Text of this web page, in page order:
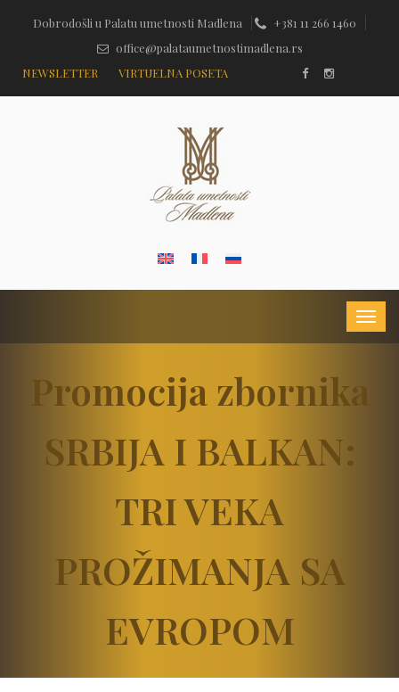
Dobrodošli u Palatu umetnosti Madlena
+381 11 266 1460
office@palataumetnostimadlena.rs
NEWSLETTER
VIRTUELNA POSETA
Promocija zbornika
SRBIJA I BALKAN:
TRI VEKA
PROŽIMANJA SA
EVROPOM